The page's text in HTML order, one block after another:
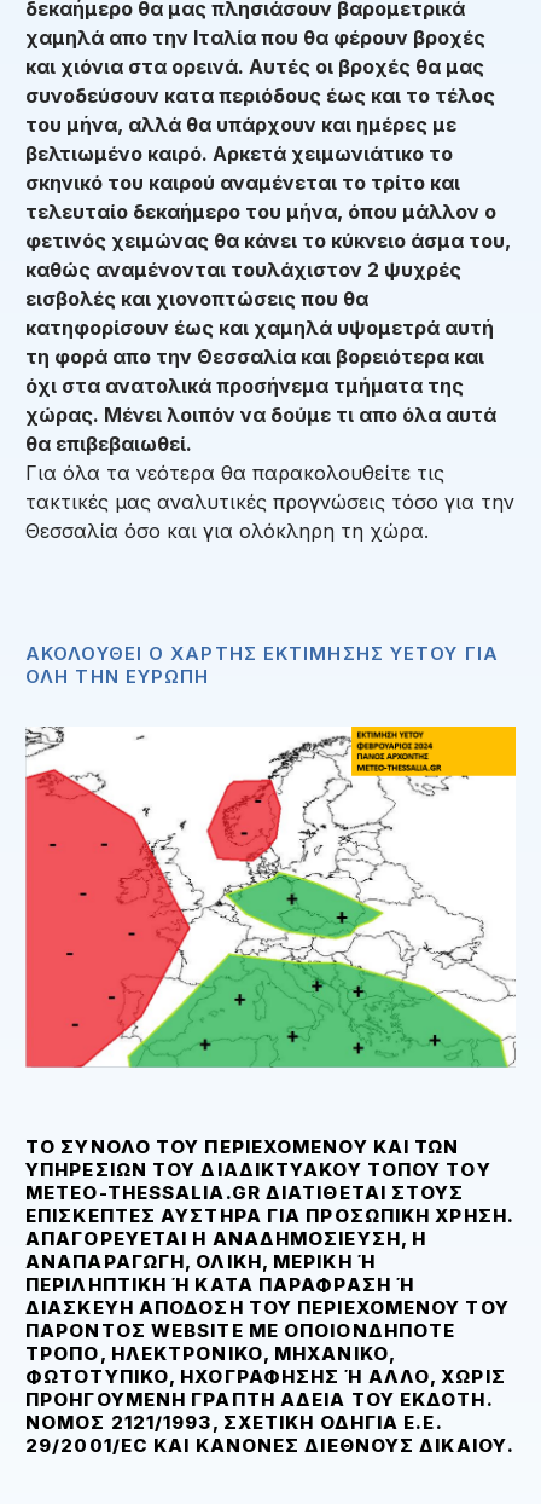
δεκαήμερο θα μας πλησιάσουν βαρομετρικά
χαμηλά απο την Ιταλία που θα φέρουν βροχές
και χιόνια στα ορεινά. Αυτές οι βροχές θα μας
συνοδεύσουν κατα περιόδους έως και το τέλος
του μήνα, αλλά θα υπάρχουν και ημέρες με
βελτιωμένο καιρό. Αρκετά χειμωνιάτικο το
σκηνικό του καιρού αναμένεται το τρίτο και
τελευταίο δεκαήμερο του μήνα, όπου μάλλον ο
φετινός χειμώνας θα κάνει το κύκνειο άσμα του,
καθώς αναμένονται τουλάχιστον 2 ψυχρές
εισβολές και χιονοπτώσεις που θα
κατηφορίσουν έως και χαμηλά υψομετρά αυτή
τη φορά απο την Θεσσαλία και βορειότερα και
όχι στα ανατολικά προσήνεμα τμήματα της
χώρας. Μένει λοιπόν να δούμε τι απο όλα αυτά
θα επιβεβαιωθεί.
Για όλα τα νεότερα θα παρακολουθείτε τις
τακτικές μας αναλυτικές προγνώσεις τόσο για την
Θεσσαλία όσο και για ολόκληρη τη χώρα.
ΑΚΟΛΟΥΘΕΙ Ο ΧΑΡΤΗΣ ΕΚΤΙΜΗΣΗΣ ΥΕΤΟΥ ΓΙΑ
ΟΛΗ ΤΗΝ ΕΥΡΩΠΗ
ΤΟ ΣΎΝΟΛΟ ΤΟΥ ΠΕΡΙΕΧΟΜΈΝΟΥ ΚΑΙ ΤΩΝ
ΥΠΗΡΕΣΙΏΝ ΤΟΥ ΔΙΑΔΙΚΤΥΑΚΟΎ ΤΌΠΟΥ ΤOΥ
METEO-THESSALIA.GR ΔΙΑΤΊΘΕΤΑΙ ΣΤΟΥΣ
ΕΠΙΣΚΈΠΤΕΣ ΑΥΣΤΗΡΆ ΓΙΑ ΠΡΟΣΩΠΙΚΉ ΧΡΉΣΗ.
ΑΠΑΓΟΡΕΥΕΤΑΙ Η ΑΝΑΔΗΜΟΣΊΕΥΣΗ, Η
ΑΝΑΠΑΡΑΓΩΓΉ, ΟΛΙΚΉ, ΜΕΡΙΚΉ Ή Π
ΕΡΙΛΗΠΤΙΚΉ Ή ΚΑΤΆ ΠΑΡΆΦΡΑΣΗ Ή ΔΙΑ
ΣΚΕΥΉ ΑΠΌΔΟΣΗ ΤΟΥ ΠΕΡΙΕΧΟΜΈΝΟΥ ΤΟΥ ΠΑΡ
ΌΝΤΟΣ WEBSITE ΜΕ ΟΠΟΙΟΝΔΉΠΟΤΕ ΤΡΌ
ΠΟ, ΗΛΕΚΤΡΟΝΙΚΌ, ΜΗΧΑΝΙΚΌ, ΦΩΤ
ΟΤΥΠΙΚΌ, ΗΧΟΓΡΆΦΗΣΗΣ Ή ΆΛΛΟ, ΧΩΡΊΣ ΠΡΟΗ
ΓΟΎΜΕΝΗ ΓΡΑΠΤΉ ΆΔΕΙΑ ΤΟΥ ΕΚΔΌΤΗ. ΝΌΜΟ
Σ 2121/1993, ΣΧΕΤΙΚΉ ΟΔΗΓΊΑ Ε.Ε. 29/2
001/EC ΚΑΙ ΚΑΝΌΝΕΣ ΔΙΕΘΝΟΎΣ ΔΙΚΑΊΟΥ.